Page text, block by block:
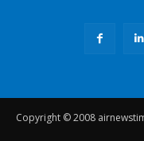
Copyright © 2008